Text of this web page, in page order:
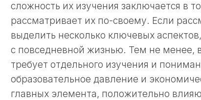
сложность их изучения заключается в
рассматривает их по-своему. Если
выделить несколько ключевых
с повседневной жизнью. Тем не менее,
требует отдельного изучения и
образовательное давление и
главных элемента, положительно